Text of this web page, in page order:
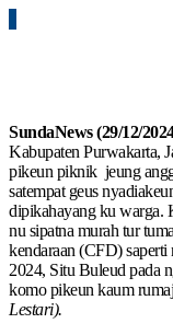
SundaNews (29/12/
Kabupaten Purwakarta,
pikeun piknik jeung
satempat geus
dipikahayang ku warga.
nu sipatna murah tur
kendaraan (CFD)
2024, Situ Buleud pada
komo pikeun kaum
Lestari).